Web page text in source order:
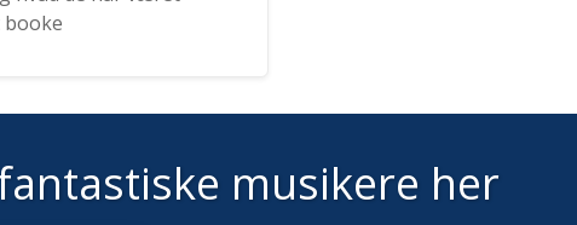
musikere her